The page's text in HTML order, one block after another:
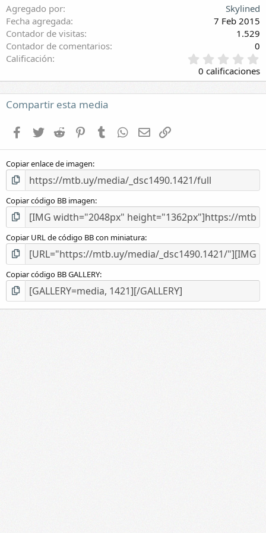
Agregado por
Skylined
Fecha agregada
7 Feb 2015
Contador de visitas
1.529
Contador de comentarios
0
Calificación
,
0
0
l
(
)
0 calificaciones
Compartir esta media
Facebook
Twitter Reddit PinterestTumblr WhatsApp
E-mail
Copiar enlace de imagen
Copiar código BB imagen
Copiar URL de código BB con miniatura
Copiar código BB GALLERY